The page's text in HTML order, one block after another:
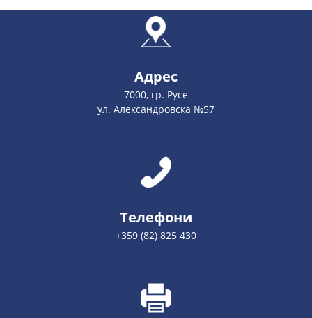
Адрес
7000, гр. Русе
ул. Александровска №57
Телефони
+359 (82) 825 430